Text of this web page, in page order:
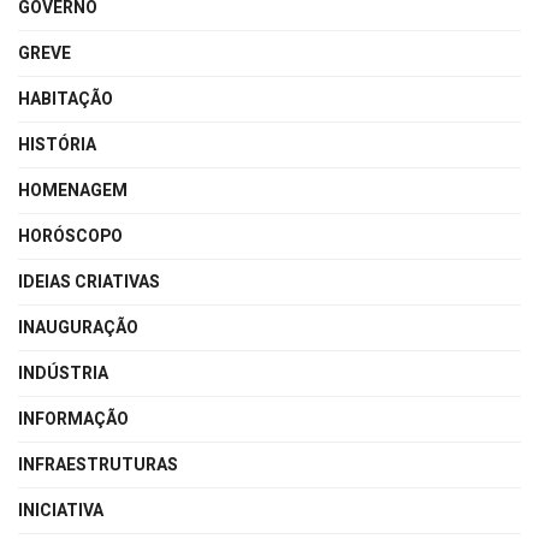
GOVERNO
GREVE
HABITAÇÃO
HISTÓRIA
HOMENAGEM
HORÓSCOPO
IDEIAS CRIATIVAS
INAUGURAÇÃO
INDÚSTRIA
INFORMAÇÃO
INFRAESTRUTURAS
INICIATIVA